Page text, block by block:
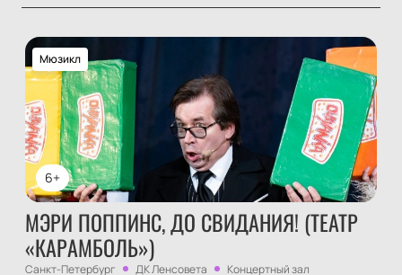
6+
Мюзикл
МЭРИ ПОППИНС, ДО СВИДАНИЯ! (ТЕАТР
«КАРАМБОЛЬ»)
Санкт-Петербург ДК Ленсовета Концертный зал